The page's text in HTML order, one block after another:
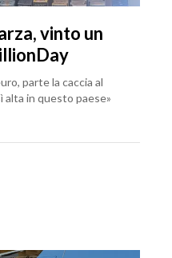
vinto un
parte la caccia al
alta in questo paese»